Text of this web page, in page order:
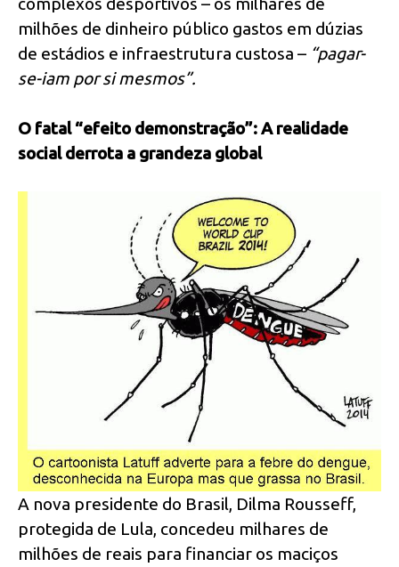
milhões de dinheiro público gastos em dúzias
de estádios e infraestrutura custosa – “pagar-
se-iam por si mesmos”.
O fatal “efeito demonstração”: A realidade
social derrota a grandeza global
A nova presidente do Brasil, Dilma Rousseff,
protegida de Lula, concedeu milhares de
milhões de reais para financiar os maciços